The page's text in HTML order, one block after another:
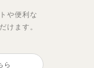
や便利な
けます。
ら